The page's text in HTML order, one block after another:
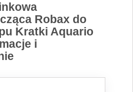
Robax do
Kratki Aquario
i